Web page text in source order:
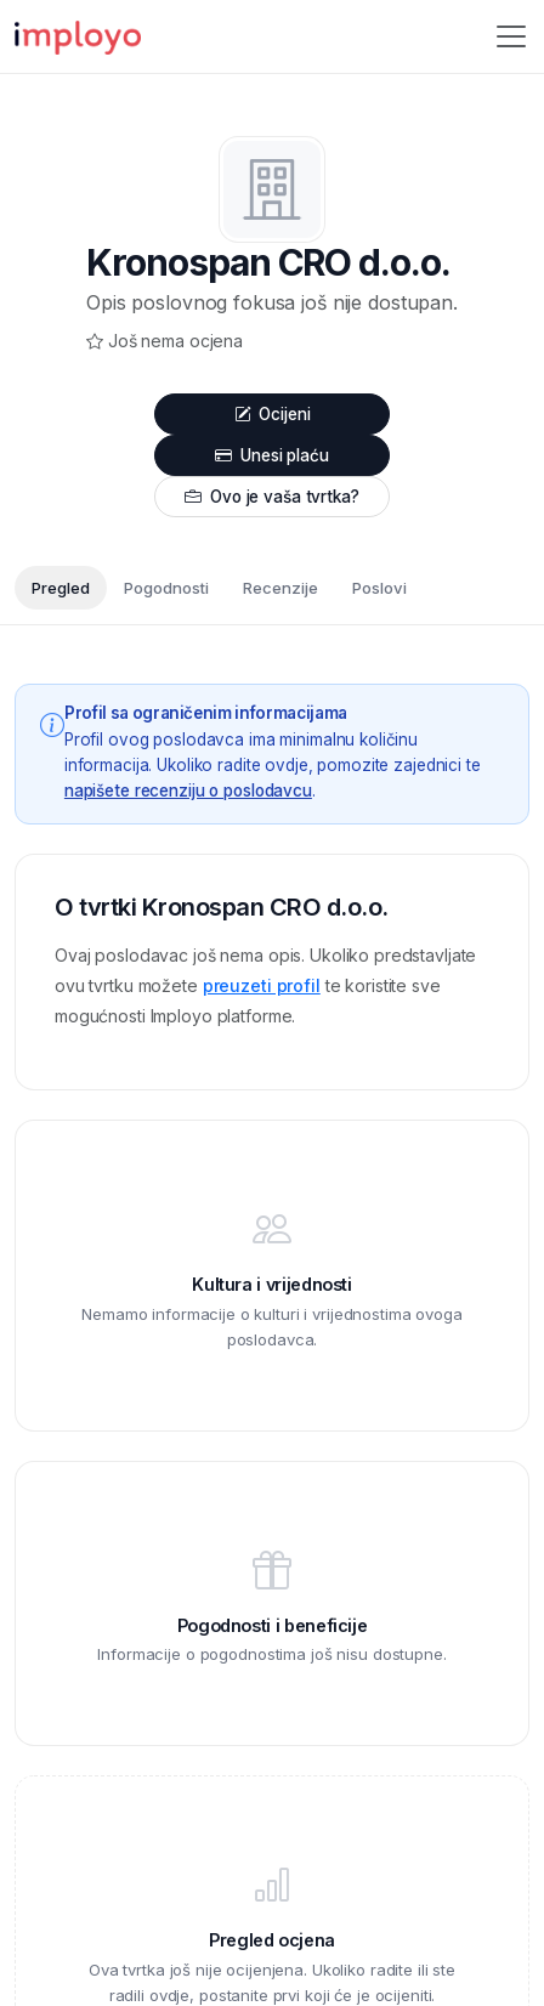
Kronospan CRO d.o.o.
Opis poslovnog fokusa još nije dostupan.
Još nema ocjena
Ocijeni
Unesi plaću
Ovo je vaša tvrtka?
Pregled Pogodnosti Recenzije Poslovi
Profil sa ograničenim informacijama
Profil ovog poslodavca ima minimalnu količinu
informacija. Ukoliko radite ovdje, pomozite zajednici te
napišete recenziju o poslodavcu.
O tvrtki Kronospan CRO d.o.o.
Ovaj poslodavac još nema opis. Ukoliko predstavljate
ovu tvrtku možete preuzeti profil te koristite sve
mogućnosti Imployo platforme.
Kultura i vrijednosti
Nemamo informacije o kulturi i vrijednostima ovoga
poslodavca.
Pogodnosti i beneficije
Informacije o pogodnostima još nisu dostupne.
Pregled ocjena
Ova tvrtka još nije ocijenjena. Ukoliko radite ili ste
radili ovdje, postanite prvi koji će je ocijeniti.